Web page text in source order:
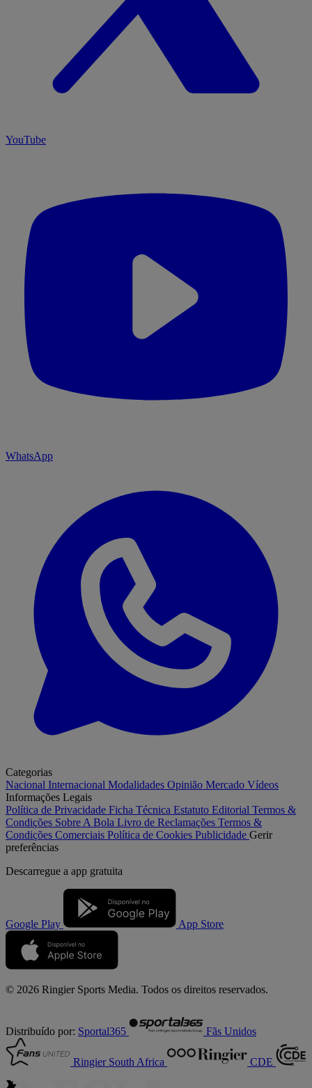
YouTube
WhatsApp
Categorias
Nacional Internacional Modalidades Opinião Mercado Vídeos
Informações Legais
Política de Privacidade Ficha Técnica Estatuto Editorial Termos &
Condições Sobre A Bola Livro de Reclamações Termos &
Condições Comerciais Política de Cookies Publicidade Gerir
preferências
Descarregue a app gratuita
Google Play App Store
© 2026 Ringier Sports Media. Todos os direitos reservados.
Distribuído por: Sportal365 Fãs Unidos
Ringier South Africa CDE